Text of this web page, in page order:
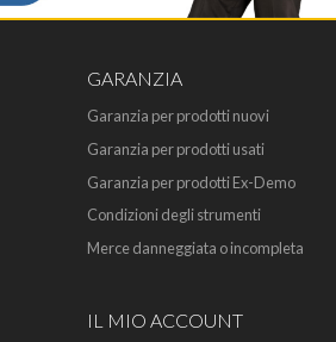
GARANZIA
Garanzia per prodotti nuovi
Garanzia per prodotti usati
Garanzia per prodotti Ex-Demo
Condizioni degli strumenti
Merce danneggiata o incompleta
IL MIO ACCOUNT